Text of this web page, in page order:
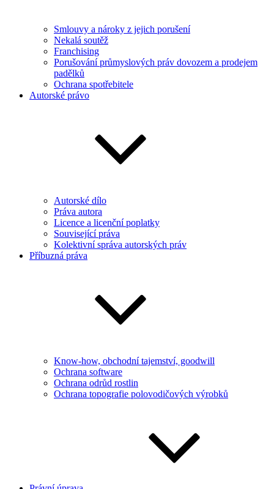
Smlouvy a nároky z jejich porušení
Nekalá soutěž
Franchising
Porušování průmyslových práv dovozem a prodejem
padělků
Ochrana spotřebitele
Autorské právo
Autorské dílo
Práva autora
Licence a licenční poplatky
Související práva
Kolektivní správa autorských práv
Příbuzná práva
Know-how, obchodní tajemství, goodwill
Ochrana software
Ochrana odrůd rostlin
Ochrana topografie polovodičových výrobků